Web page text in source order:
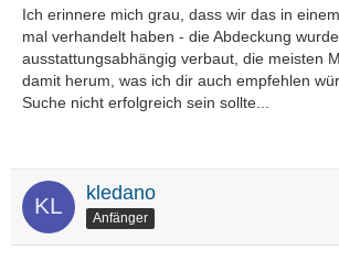
Ich erinnere mich grau, dass wir das in
mal verhandelt haben - die Abdeckung wurde
ausstattungsabhängig verbaut, die meisten
damit herum, was ich dir auch empfehlen
Suche nicht erfolgreich sein sollte...
kledano
Anfänger